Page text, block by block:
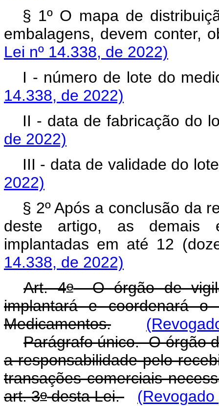
§ 1º O mapa de
embalagens, devem
Lei nº 14.338, de 2022)
I - número de lote do
14.338, de 2022)
II - data de fabricação
de 2022)
III - data de validade
2022)
§ 2º Após a conclusão da
deste artigo, as demais
implantadas em até 12
14.338, de 2022)
Art. 4oO órgão de
implantará e coordenará
Medicamentos.
Parágrafo único. O órgão
a responsabilidade pelo
transações comerciais
art. 3odesta Lei.